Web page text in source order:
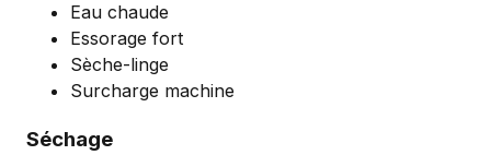
Eau chaude
Essorage fort
Sèche-linge
Surcharge machine
Séchage